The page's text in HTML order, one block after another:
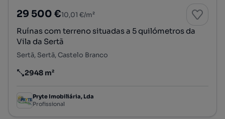
29 500 €10,01 €/m²
Ruínas com terreno situadas a 5 quilómetros da
Vila da Sertã
Sertã, Sertã, Castelo Branco
Preço por metro quadrado
2948 m²
Pryte Imobiliária, Lda
Profissional